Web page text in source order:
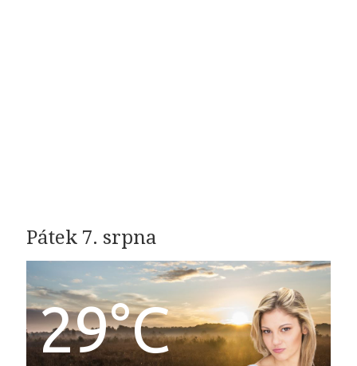
Pátek 7. srpna
29°C